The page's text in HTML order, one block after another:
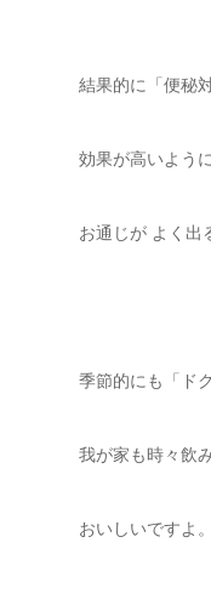
結果的に「便秘
効果が高いよう
お通じが よく出
季節的にも「ド
我が家も時々飲
おいしいですよ。